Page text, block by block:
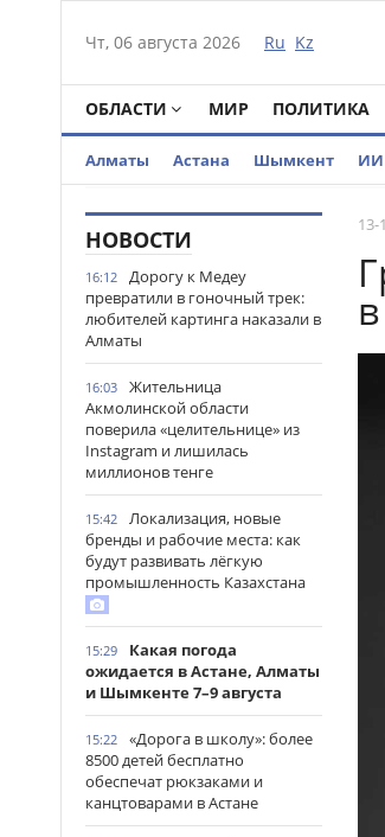
Чт, 06 августа 2026 Ru Kz
ОБЛАСТИ МИР ПОЛИТИКА
Алматы Астана Шымкент ИИ
НОВОСТИ
16:12
Дорогу к Медеу
превратили в гоночный трек:
любителей картинга наказали в
Алматы
16:03
Жительница
Акмолинской области
поверила «целительнице» из
Instagram и лишилась
миллионов тенге
15:42
Локализация, новые
бренды и рабочие места: как
будут развивать лёгкую
промышленность Казахстана
15:29
Какая погода
ожидается в Астане, Алматы
и Шымкенте 7–9 августа
15:22
«Дорога в школу»: более
8500 детей бесплатно
обеспечат рюкзаками и
канцтоварами в Астане
13-